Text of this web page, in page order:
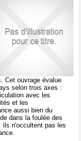
Cet ouvrage évalue
selon trois axes :
avec les
et les
aussi bien du
dans la foulée des
ils n'occultent pas les